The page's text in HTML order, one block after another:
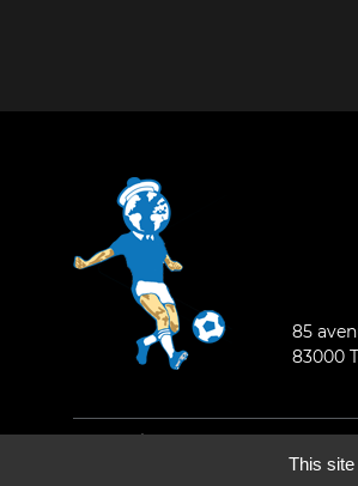
85
83000
Mentions légales-Qui sommes-nous ?
©2026 - Tous droits réservés - Conception :e
This